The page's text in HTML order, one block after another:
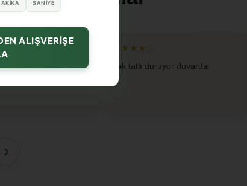
★★★★☆
cok tatlı duruyor duvarda
›
SANIYE
ALIŞVERİŞE